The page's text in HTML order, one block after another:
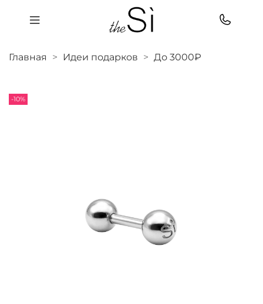
Главная Идеи подарков До 3000₽
-10%